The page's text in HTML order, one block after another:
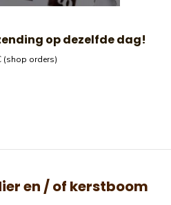
op dezelfde dag!
(shop orders)
en / of kerstboom